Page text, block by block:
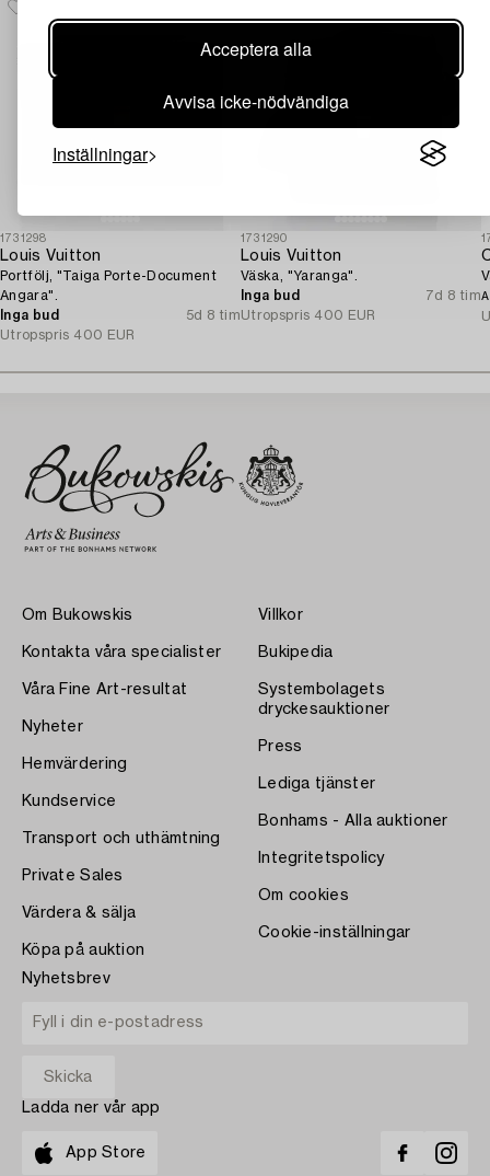
Acceptera alla
Avvisa icke-nödvändiga
Inställningar
1731298
Louis Vuitton
Portfölj, "Taiga Porte-Document
Angara".
Inga bud
5d 8 tim
Utropspris 400 EUR
1731290
Louis Vuitton
Väska, "Yaranga".
Inga bud
7d 8 tim
Utropspris 400 EUR
Om Bukowskis
Kontakta våra specialister
Våra Fine Art-resultat
Nyheter
Hemvärdering
Kundservice
Transport och uthämtning
Private Sales
Värdera & sälja
Köpa på auktion
Villkor
Bukipedia
Systembolagets
dryckesauktioner
Press
Lediga tjänster
Bonhams - Alla auktioner
Integritetspolicy
Om cookies
Cookie-inställningar
Nyhetsbrev
Ladda ner vår app
App Store